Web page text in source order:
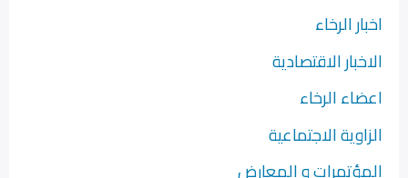
اخبار الرخاء
الاخبار الاقتصادية
اعضاء الرخاء
الزاوية الاجتماعية
المؤتمرات و المعارض